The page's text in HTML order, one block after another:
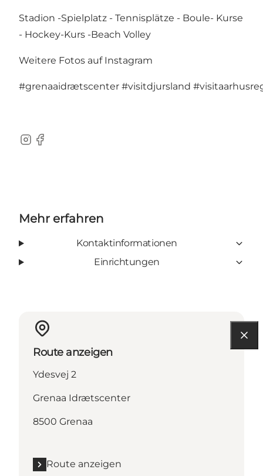
Stadion -Spielplatz - Tennisplätze - Boule- Kurse
- Hockey-Kurs -Beach Volley
Weitere Fotos auf Instagram
#grenaaidrætscenter #visitdjursland
Instagram
Facebook
Mehr erfahren
Kontaktinformationen
Einrichtungen
Route anzeigen
Ydesvej 2
Grenaa Idrætscenter
8500 Grenaa
Route anzeigen